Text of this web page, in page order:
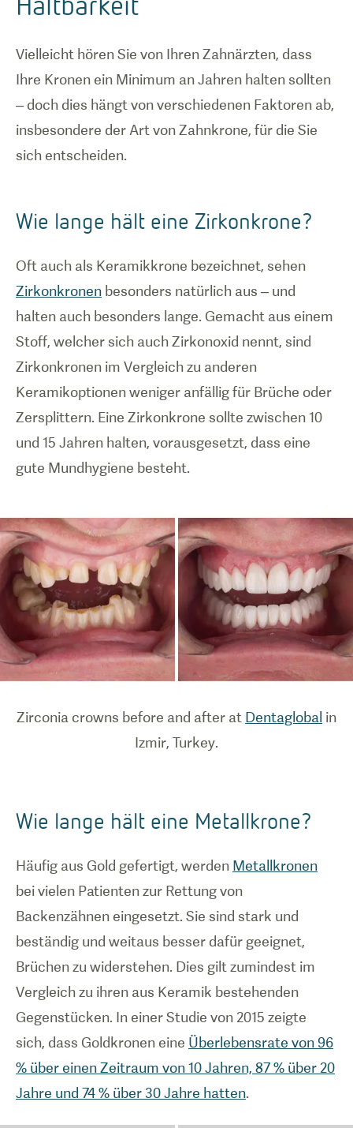
Vielleicht hören Sie von Ihren Zahnärzten, dass
Ihre Kronen ein Minimum an Jahren halten sollten
– doch dies hängt von verschiedenen Faktoren ab,
insbesondere der Art von Zahnkrone, für die Sie
sich entscheiden.
Wie lange hält eine Zirkonkrone?
Oft auch als Keramikkrone bezeichnet, sehen
Zirkonkronen besonders natürlich aus – und
halten auch besonders lange. Gemacht aus einem
Stoff, welcher sich auch Zirkonoxid nennt, sind
Zirkonkronen im Vergleich zu anderen
Keramikoptionen weniger anfällig für Brüche oder
Zersplittern. Eine Zirkonkrone sollte zwischen 10
und 15 Jahren halten, vorausgesetzt, dass eine
gute Mundhygiene besteht.
Zirconia crowns before and after at Dentaglobal in
Izmir, Turkey.
Wie lange hält eine Metallkrone?
Häufig aus Gold gefertigt, werden Metallkronen
bei vielen Patienten zur Rettung von
Backenzähnen eingesetzt. Sie sind stark und
beständig und weitaus besser dafür geeignet,
Brüchen zu widerstehen. Dies gilt zumindest im
Vergleich zu ihren aus Keramik bestehenden
Gegenstücken. In einer Studie von 2015 zeigte
sich, dass Goldkronen eine Überlebensrate von 96
% über einen Zeitraum von 10 Jahren, 87 % über 20
Jahre und 74 % über 30 Jahre hatten.